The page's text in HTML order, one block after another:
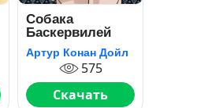
Собака
Баскервилей
Артур Конан Дойл
575
Скачать